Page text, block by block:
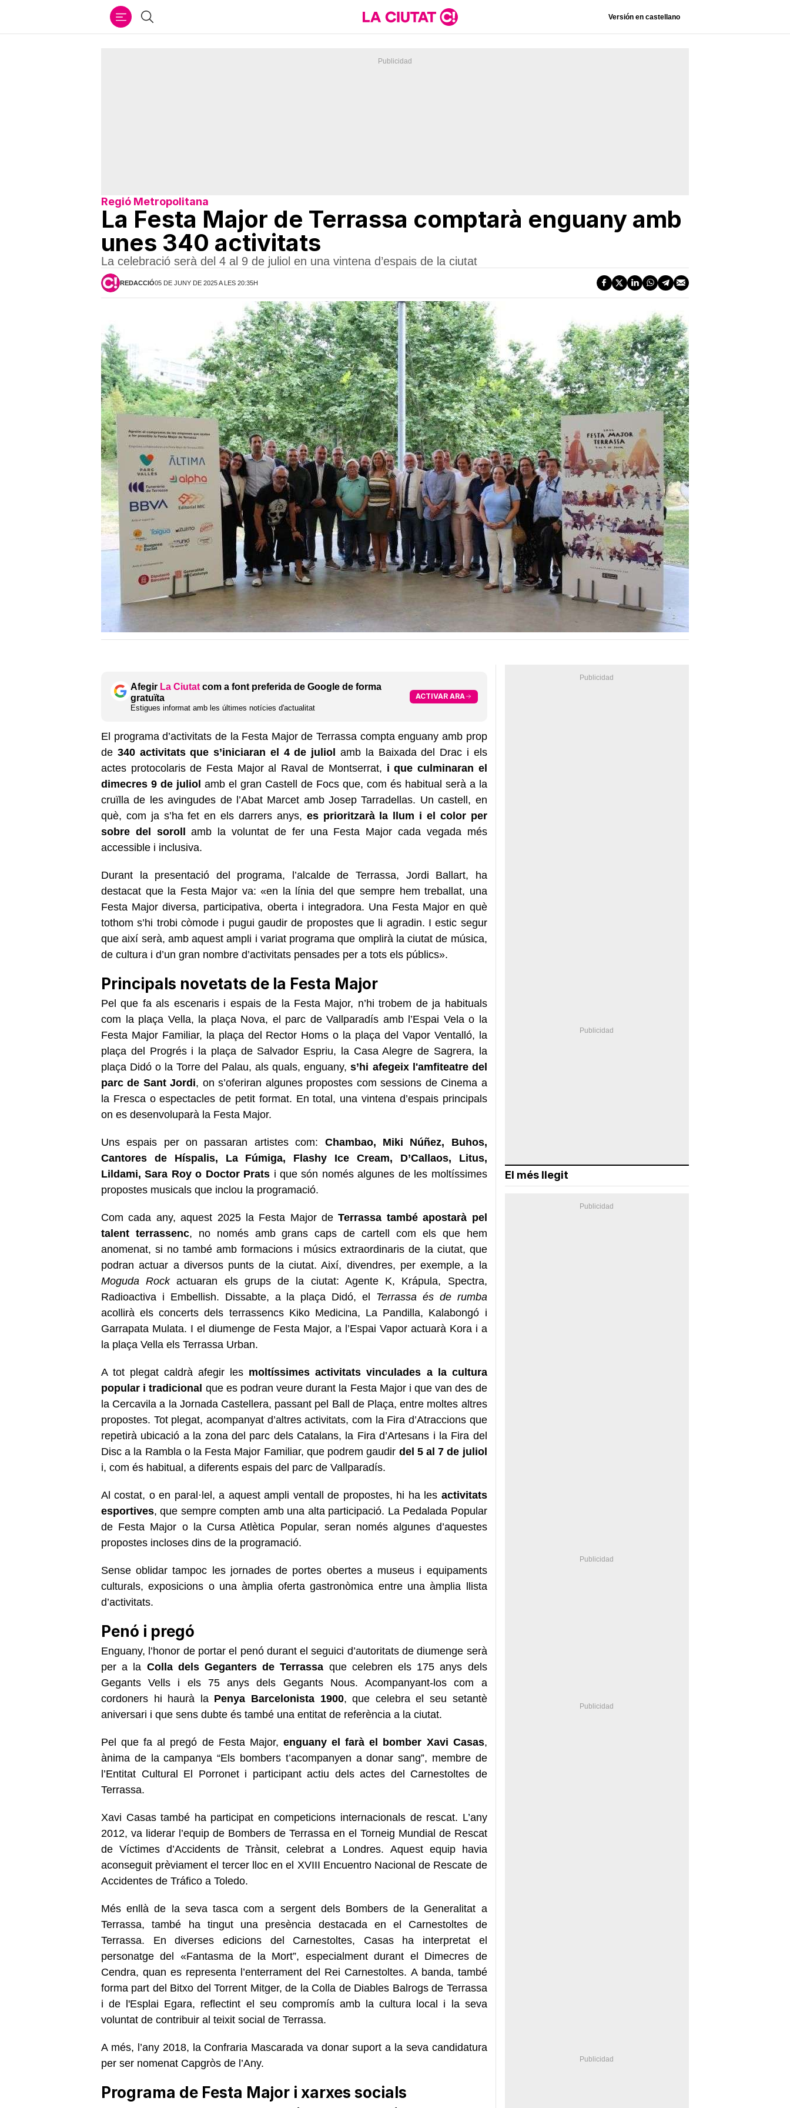
Cercar Versión en castellano
Regió Metropolitana
La Festa Major de Terrassa comptarà enguany amb
unes 340 activitats
La celebració serà del 4 al 9 de juliol en una vintena d’espais de la ciutat
REDACCIÓ05 DE JUNY DE 2025 A LES 20:35H
Afegir La Ciutat com a font preferida de Google de forma
gratuïta
Estigues informat amb les últimes notícies d'actualitat
ACTIVAR ARA
El programa d’activitats de la Festa Major de Terrassa compta enguany amb prop
de 340 activitats que s’iniciaran el 4 de juliol amb la Baixada del Drac i els
actes protocolaris de Festa Major al Raval de Montserrat, i que culminaran el
dimecres 9 de juliol amb el gran Castell de Focs que, com és habitual serà a la
cruïlla de les avingudes de l’Abat Marcet amb Josep Tarradellas. Un castell, en
què, com ja s’ha fet en els darrers anys, es prioritzarà la llum i el color per
sobre del soroll amb la voluntat de fer una Festa Major cada vegada més
accessible i inclusiva.
Durant la presentació del programa, l’alcalde de Terrassa, Jordi Ballart, ha
destacat que la Festa Major va:«en la línia del que sempre hem treballat, una
Festa Major diversa, participativa, oberta i integradora. Una Festa Major en què
tothom s’hi trobi còmode i pugui gaudir de propostes que li agradin. I estic segur
que així serà, amb aquest ampli i variat programa que omplirà la ciutat de música,
de cultura i d’un gran nombre d’activitats pensades per a tots els públics».
Principals novetats de la Festa Major
Pel que fa als escenaris i espais de la Festa Major, n’hi trobem de ja habituals
com la plaça Vella, la plaça Nova, el parc de Vallparadís amb l’Espai Vela o la
Festa Major Familiar, la plaça del Rector Homs o la plaça del Vapor Ventalló, la
plaça del Progrés i la plaça de Salvador Espriu, la Casa Alegre de Sagrera, la
plaça Didó o la Torre del Palau, als quals, enguany,s’hi afegeix l'amfiteatre del
parc de Sant Jordi, on s’oferiran algunes propostes com sessions de Cinema a
la Fresca o espectacles de petit format. En total, una vintena d’espais principals
on es desenvoluparà la Festa Major.
Uns espais per on passaran artistes com: Chambao, Miki Núñez, Buhos,
Cantores de Híspalis, La Fúmiga, Flashy Ice Cream, D’Callaos, Litus,
Lildami, Sara Roy o Doctor Prats i que són només algunes de les moltíssimes
propostes musicals que inclou la programació.
Com cada any, aquest 2025 la Festa Major de Terrassa també apostarà pel
talent terrassenc, no només amb grans caps de cartell com els que hem
anomenat, si no també amb formacions i músics extraordinaris de la ciutat, que
podran actuar a diversos punts de la ciutat. Així, divendres, per exemple, a la
Moguda Rockactuaran els grups de la ciutat: Agente K, Krápula, Spectra,
Radioactiva i Embellish. Dissabte, a la plaça Didó, el Terrassa és de rumba
acollirà els concerts dels terrassencs Kiko Medicina, La Pandilla, Kalabongó i
Garrapata Mulata. I el diumenge de Festa Major, a l’Espai Vapor actuarà Kora i a
la plaça Vella els Terrassa Urban.
A tot plegat caldrà afegir les moltíssimes activitats vinculades a la cultura
popular i tradicional que es podran veure durant la Festa Major i que van des de
la Cercavila a la Jornada Castellera, passant pel Ball de Plaça, entre moltes altres
propostes. Tot plegat, acompanyat d’altres activitats, com la Fira d’Atraccions que
repetirà ubicació a la zona del parc dels Catalans, la Fira d’Artesans i la Fira del
Disc a la Rambla o la Festa Major Familiar, que podrem gaudir del 5 al 7 de juliol
i, com és habitual, a diferents espais del parc de Vallparadís.
Al costat, o en paral·lel, a aquest ampli ventall de propostes, hi ha les activitats
esportives, que sempre compten amb una alta participació. La Pedalada Popular
de Festa Major o la Cursa Atlètica Popular, seran només algunes d’aquestes
propostes incloses dins de la programació.
Sense oblidar tampoc les jornades de portes obertes a museus i equipaments
culturals, exposicions o una àmplia oferta gastronòmica entre una àmplia llista
d’activitats.
Penó i pregó
Enguany, l’honor de portar el penó durant el seguici d’autoritats de diumenge serà
per a la Colla dels Geganters de Terrassa que celebren els 175 anys dels
Gegants
Vells i els 75 anys dels Gegants Nous.
Acompanyant-los com a
cordoners hi haurà laPenya Barcelonista 1900, que celebrael seu setantè
aniversari i que sens dubte és també una entitat de referència a la ciutat.
Pel que fa al pregó de Festa Major, enguany el farà el bomber Xavi Casas,
ànima de la campanya “Els bombers t’acompanyen a donar sang”, membre de
l’Entitat Cultural El Porronet i participant actiu dels actes del Carnestoltes de
Terrassa.
Xavi Casas també ha participat en competicions internacionals de rescat. L’any
2012, va liderar l’equip de Bombers de Terrassa en el Torneig Mundial de Rescat
de Víctimes d’Accidents de Trànsit, celebrat a Londres. Aquest equip havia
aconseguit prèviament el tercer lloc en el XVIII Encuentro Nacional de Rescate de
Accidentes de Tráfico a Toledo.
Més enllà de la seva tasca com a sergent dels Bombers de la Generalitat a
Terrassa, també ha tingut una presència destacada en el Carnestoltes de
Terrassa. En diverses edicions del Carnestoltes, Casas ha interpretat el
personatge del «Fantasma de la Mort”, especialment durant el Dimecres de
Cendra, quan es representa l’enterrament del Rei Carnestoltes. A banda, també
forma part del Bitxo del Torrent Mitger, de la Colla de Diables Balrogs de Terrassa
i de l'Esplai Egara, reflectint el seu compromís amb la cultura local i la seva
voluntat de contribuir al teixit social de Terrassa.
A més, l’any 2018, la Confraria Mascarada va donar suport a la seva candidatura
per ser nomenat Capgròs de l’Any.
Programa de Festa Major i xarxes socials
El més llegit